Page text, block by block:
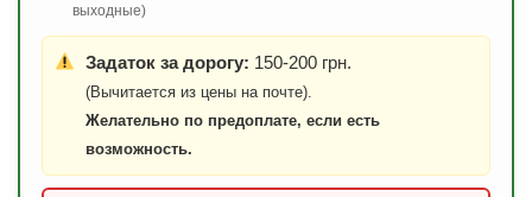
выходные)
Задаток за дорогу: 150-200 грн.
(Вычитается из цены на почте).
Желательно по предоплате, если есть
возможность.